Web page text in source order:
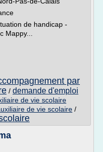
de handicap -
Mappy...
par
/ demande d'emploi
de vie scolaire
de vie scolaire /